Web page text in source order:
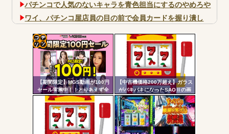
パチンコで人気のないキャラを青色担当にするのやめろや
ワイ、パチンコ屋店員の目の前で会員カードを握り潰し
無職のパチンコカス(22)なんやが、ワイの人生どれくらい
ヤバいか教えて？...
AngelBeats!とかいうクソアニメの思い出ｗｗｗ
Powered by livedoor 相互RSS
【期間限定】MGS動画が100円
セール実施中！！とりあえず全
部買うやろｗｗｗｗｗ
【中古機価格200万超え】ガラス
がバキバキになったSAOⅡの画
像が話題に…
コテ
リン
- 固
定リ
ンク
自動